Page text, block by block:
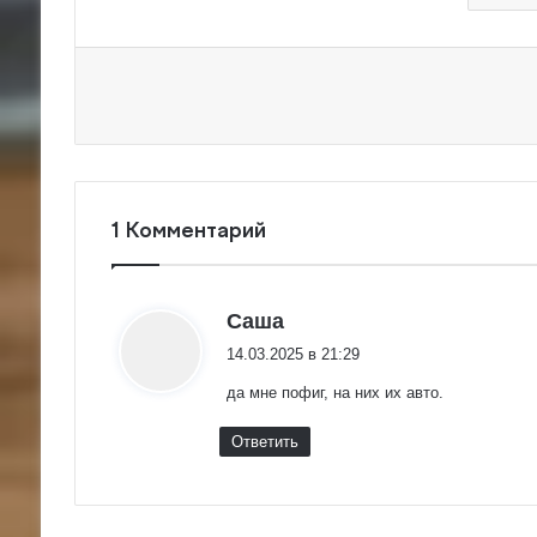
1 Комментарий
Саша
14.03.2025 в 21:29
да мне пофиг, на них их авто.
Ответить